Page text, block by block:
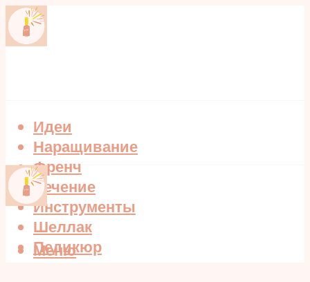
Идеи
Наращивание
Френч
Лечение
Инструменты
Шеллак
Педикюр
Меню